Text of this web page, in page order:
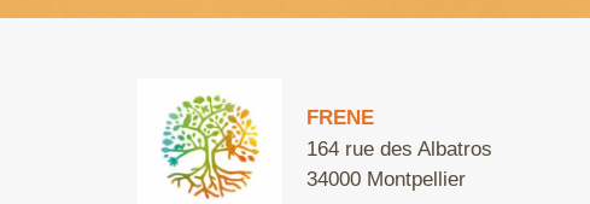
FRENE
164 rue des Albatros
34000 Montpellier